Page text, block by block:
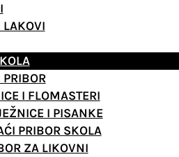
LAKOVI
I FLOMASTERI
I PISANKE
PRIBOR SKOLA
ZA LIKOVNI